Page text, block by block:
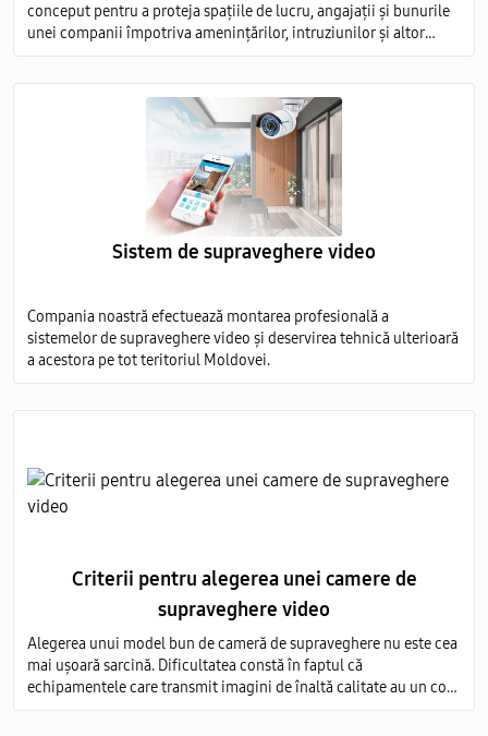
conceput pentru a proteja spațiile de lucru, angajații și bunurile
unei companii împotriva amenințărilor, intruziunilor și altor
evenimente nedorite.
Sistem de supraveghere video
Compania noastră efectuează montarea profesională a
sistemelor de supraveghere video și deservirea tehnică ulterioară
a acestora pe tot teritoriul Moldovei.
Criterii pentru alegerea unei camere de
supraveghere video
Alegerea unui model bun de cameră de supraveghere nu este cea
mai ușoară sarcină. Dificultatea constă în faptul că
echipamentele care transmit imagini de înaltă calitate au un cost
foarte ridicat, iar modelele ieftine nu sunt capabile să ofere o